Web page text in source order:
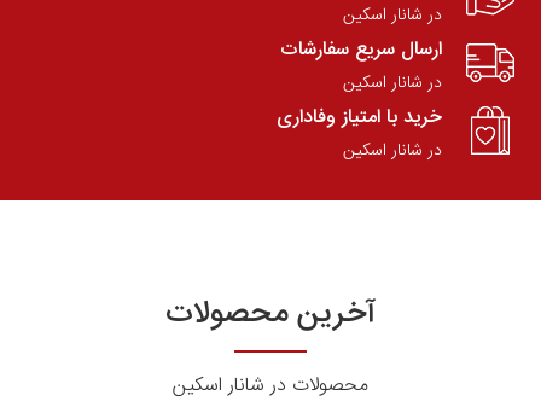
در شانار اسکین
ارسال سریع سفارشات
در شانار اسکین
خرید با امتیاز وفاداری
در شانار اسکین
آخرین محصولات
محصولات در شانار اسکین